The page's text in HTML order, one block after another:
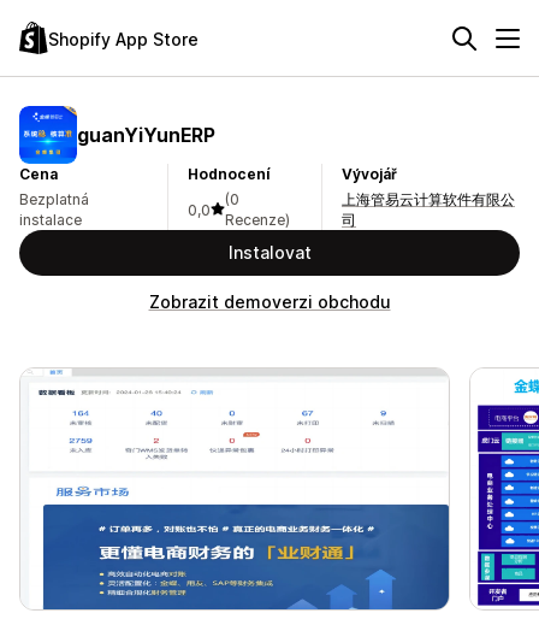
Shopify App Store
guanYiYunERP
Cena
Bezplatná
instalace
Hodnocení
0,0
(0
Recenze)
Vývojář
上海管易云计算软件有限公
司
Instalovat
Zobrazit demoverzi obchodu